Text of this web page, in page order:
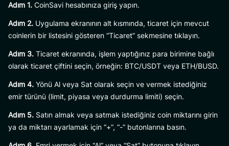
Adım 1. CoinSavi hesabınıza giriş yapın.
Adım 2. Uygulama ekranının alt kısmında, ticaret için mevcut
coinlerin bir listesini gösteren “Ticaret” sekmesine tıklayın.
Adım 3. Ticaret ekranında, işlem yaptığınız para birimine bağlı
olarak ticaret çiftini seçin, örneğin: BTC/USDT veya ETH/BUSD.
Adım 4. Yönü Al veya Sat olarak seçin ve vermek istediğiniz
emir türünü (limit, piyasa veya durdurma limiti) seçin.
Adım 5. Satın almak veya satmak istediğiniz coin miktarını girin
ya da miktarı ayarlamak için “+”, “-” butonlarına basın.